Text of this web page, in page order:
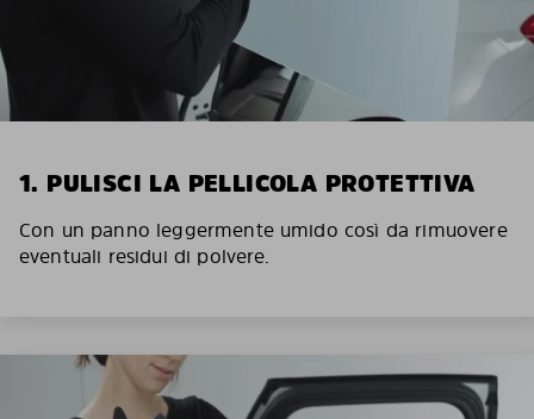
1. PULISCI LA PELLICOLA PROTETTIVA
Con un panno leggermente umido così da rimuovere
eventuali residui di polvere.